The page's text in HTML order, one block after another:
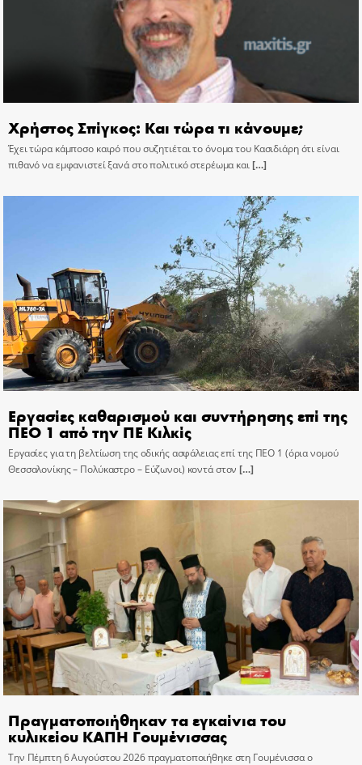
Χρήστος Σπίγκος: Και τώρα τι κάνουμε;
Έχει τώρα κάμποσο καιρό που συζητιέται το όνομα του Κασιδιάρη ότι είναι
πιθανό να εμφανιστεί ξανά στο πολιτικό στερέωμα και[…]
Εργασίες καθαρισμού και συντήρησης επί της
ΠΕΟ 1 από την ΠΕ Κιλκίς
Εργασίες για τη βελτίωση της οδικής ασφάλειας επί της ΠΕΟ 1 (όρια νομού
Θεσσαλονίκης – Πολύκαστρο – Εύζωνοι) κοντά στον […]
Πραγματοποιήθηκαν τα εγκαίνια του
κυλικείου ΚΑΠΗ Γουμένισσας
Την Πέμπτη 6 Αυγούστου 2026 πραγματοποιήθηκε στη Γουμένισσα ο